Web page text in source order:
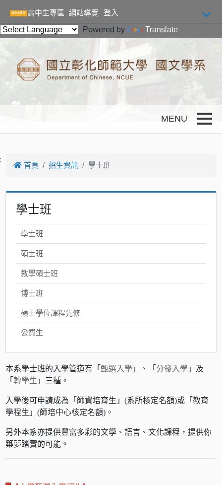
高中生專區
網站導覽
登入
Powered by
Translate
首頁 招生資訊 學士班
學士班
學士班
碩士班
教學碩士班
博士班
碩士學位課程先修
公費生
本系學士班的入學管道有「 甄選入學 」、「分發入學 」及
「轉學生 」三種。
入學後可申請成為「師資培育生」(系所核定名額)或「教育
學程生」(師培中心核定名額)。
另外本系亦提供豐富多彩的文學、語言、文化課程，提供你
築夢踏實的可能 。